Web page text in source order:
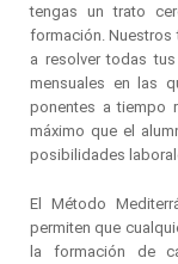
tengas un trato
formación.
a resolver todas
mensuales en las
ponentes a tiempo
máximo que el
posibilidades
El Método
permiten que
la formación de